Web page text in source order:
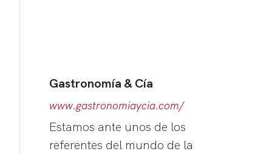
Gastronomía & Cía
www.gastronomiaycia.com/
Estamos ante unos de los
referentes del mundo de la